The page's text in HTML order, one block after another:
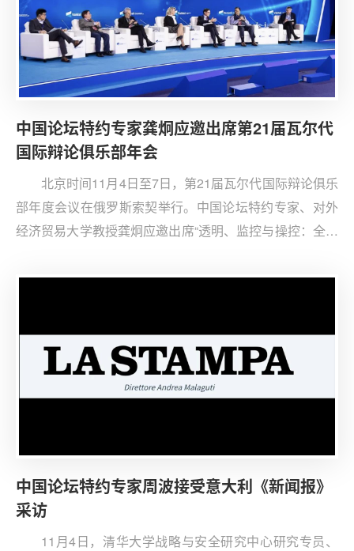
中国论坛特约专家龚炯应邀出席第21届瓦尔代
国际辩论俱乐部年会
北京时间11月4日至7日，第21届瓦尔代国际辩论俱乐
部年度会议在俄罗斯索契举行。中国论坛特约专家、对外
经济贸易大学教授龚炯应邀出席“透明、监控与操控：全球
Manipulation. The Role of Information in the Era of Global
中国论坛特约专家周波接受意大利《新闻报》
采访
11月4日，清华大学战略与安全研究中心研究专员、